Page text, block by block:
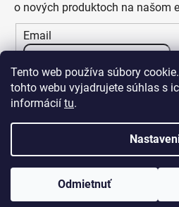
Tento web používa súbory
tohto webu vyjadrujete súhlas s
informácií tu.
Odmietnuť
o nových produktoch na našom
Email
Vložením e-mailu súhlasíte s
osobných údajov
PRIHLÁSIŤ SA